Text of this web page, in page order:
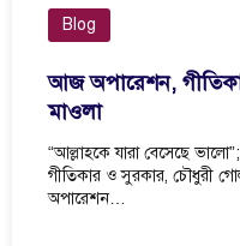
Blog
আজ অপারেশন,
মাওলা
“আল্লাহকে যারা বেসেছে
গীতিকার ও সুরকার, চৌধুরী
অপারেশন…